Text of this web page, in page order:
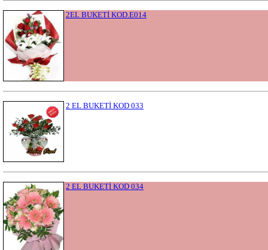
2EL BUKETİ KOD.E014
2 EL BUKETİ KOD 033
2 EL BUKETİ KOD 034